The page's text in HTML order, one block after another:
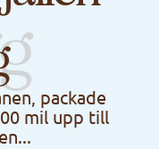
packade
mil upp till